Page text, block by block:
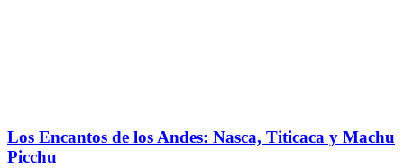
Los Encantos de los Andes: Nasca, Titicaca y Machu
Picchu